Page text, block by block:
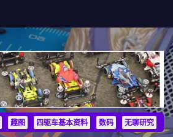
趣图 四驱车基本资料 数码 无聊研究